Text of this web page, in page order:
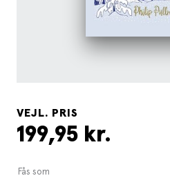
VEJL. PRIS
199,95 kr.
Fås som